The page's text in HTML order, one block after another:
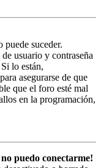
puede suceder.
usuario y contraseña
lo están,
asegurarse de que
que el foro esté mal
en la programación,
puedo conectarme!